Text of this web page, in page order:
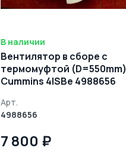
В наличии
Вентилятор в сборе с
термомуфтой (D=550mm)
Cummins 4ISBe 4988656
Арт.
4988656
7 800 ₽